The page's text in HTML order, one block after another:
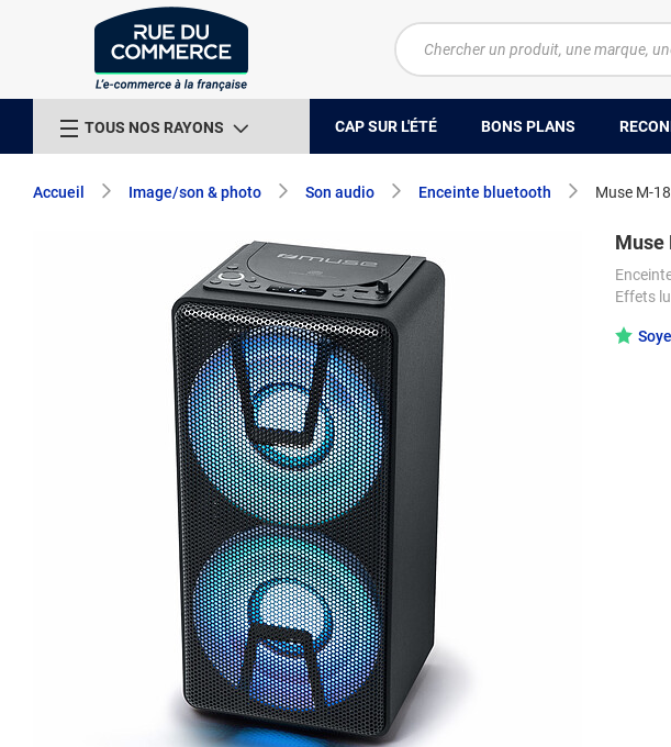
TOUS NOS RAYONS CAP SUR L'ÉTÉ BONS PLANS
Accueil Image/son & photo Son audio Enceinte bluetooth Muse M-
Muse
Effets